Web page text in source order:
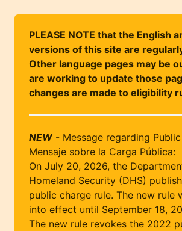
PLEASE NOTE that the English
versions of this site are
Other language pages may be
are working to update those
changes are made to eligibility
NEW- Message regarding
Mensaje sobre la Carga Pública:
On July 20, 2026, the
Homeland Security (DHS)
public charge rule. The new rule
into effect until September 18,
The new rule revokes the 2022